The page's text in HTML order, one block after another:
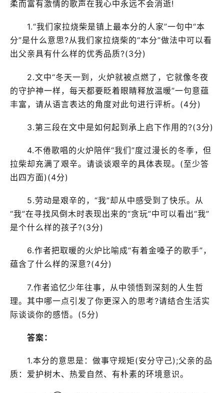
柔而富有激情的歌声在我心中永远不会消逝!
1.“我们家拉烧柴是镇上最本分的人家”一句中“本
分”是什么意思?从我们家拉烧柴的“本分”做法中可以看
出父亲具有什么样的优秀品质?(3分)
2.文中“冬天一到，火炉就被点燃了，它就像冬夜
的守护神一样，每天都要眨着眼睛释放温暖”一句意蕴
丰富，请从语言表达的角度对此句进行评析。(4分)
3.第三段在文中是如何起到承上启下作用的?(3分)
4.不倦歌唱的火炉陪伴“我们”度过漫长的冬季，但
拉柴却充满了艰辛。请谈谈艰辛的具体表现。(至少答
出四方面)(4分)
5.劳动是艰辛的，“我”却从中感受到了快乐。从
“我”在寻找风倒木时表现出来的“贪玩”中可以看出“我”
是个什么样的孩子?(3分)
6.作者把取暖的火炉比喻成“有着金嗓子的歌手”，
蕴含了什么样的深意?(4分)
7.作者追忆少年往事，从中领悟到深刻的人生哲
理。其中哪一点引发了你更深入的思考?请结合生活实
际谈谈你的感悟。(5分)
答案：
1.本分的意思是：做事守规矩(安分守己);父亲的品
质：爱护树木、热爱自然、有朴素的环境意识。